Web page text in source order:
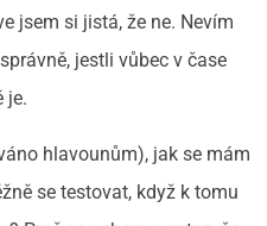
jsem si jistá, že ne. Nevím
jestli vůbec v čase
je.
hlavounům), jak se mám
se testovat, když k tomu